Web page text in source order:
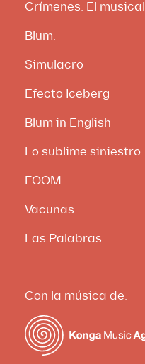
Crímenes. El musical
Blum.
Simulacro
Efecto Iceberg
Blum in English
Lo sublime siniestro
FOOM
Vacunas
Las Palabras
Con la música de: